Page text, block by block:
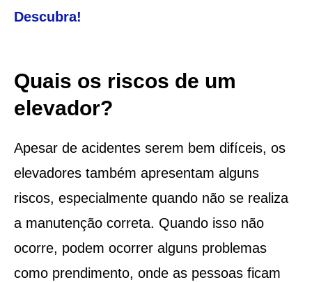
Descubra!
Quais os riscos de um
elevador?
Apesar de acidentes serem bem difíceis, os
elevadores também apresentam alguns
riscos, especialmente quando não se realiza
a manutenção correta. Quando isso não
ocorre, podem ocorrer alguns problemas
como prendimento, onde as pessoas ficam